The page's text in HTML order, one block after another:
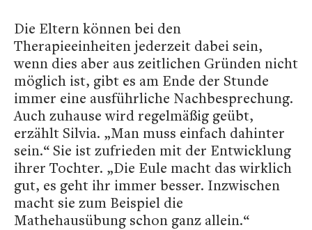
Die Eltern können bei den
Therapieeinheiten jederzeit dabei sein,
wenn dies aber aus zeitlichen Gründen nicht
möglich ist, gibt es am Ende der Stunde
immer eine ausführliche Nachbesprechung.
Auch zuhause wird regelmäßig geübt,
erzählt Silvia. „Man muss einfach dahinter
sein.“ Sie ist zufrieden mit der Entwicklung
ihrer Tochter. „Die Eule macht das wirklich
gut, es geht ihr immer besser. Inzwischen
macht sie zum Beispiel die
Mathehausübung schon ganz allein.“